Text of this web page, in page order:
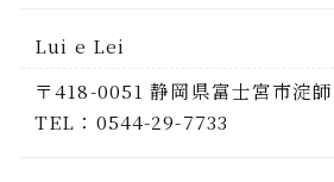
Lui e Lei
〒418-0051 静岡県富士宮市淀
TEL：0544-29-7733